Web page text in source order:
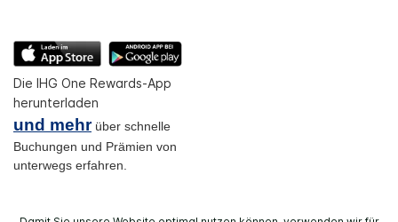
Die IHG One Rewards-App
herunterladen
und mehrüber schnelle
Buchungen und Prämien von
unterwegs erfahren.